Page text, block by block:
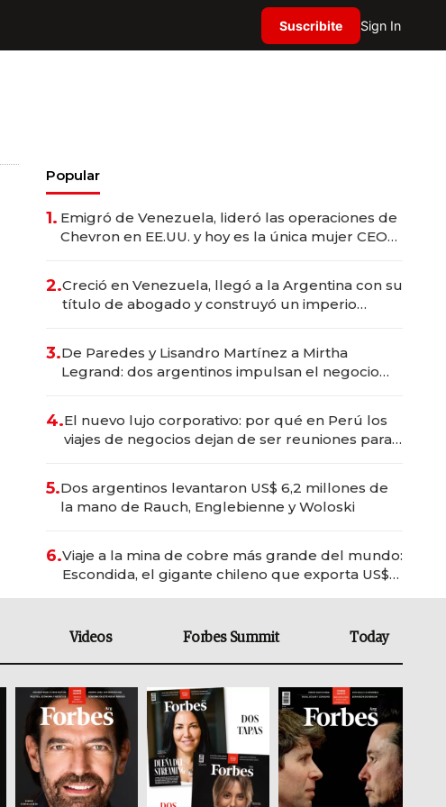
Suscribite Sign In
Popular
1. Emigró de Venezuela, lideró las operaciones de
Chevron en EE.UU. y hoy es la única mujer CEO
2.Creció en Venezuela, llegó a la Argentina con su
título de abogado y construyó un imperio
3.De Paredes y Lisandro Martínez a Mirtha
Legrand: dos argentinos impulsan el negocio
4.El nuevo lujo corporativo: por qué en Perú los
viajes de negocios dejan de ser reuniones para
5.Dos argentinos levantaron US$ 6,2 millones de
la mano de Rauch, Englebienne y Woloski
6.Viaje a la mina de cobre más grande del mundo:
Escondida, el gigante chileno que exporta US$
Videos Forbes Summit Today